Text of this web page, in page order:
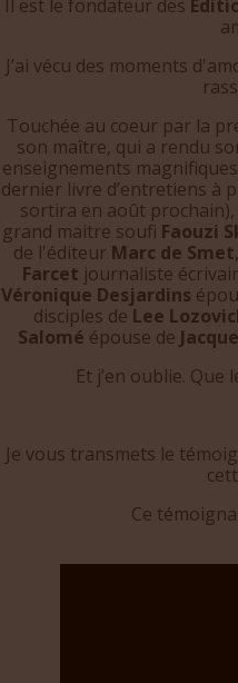
Il est le fondateur des
J’ai vécu des moments
Touchée au coeur par la
son maître, qui a rendu
enseignements
dernier livre d’entretiens à
sortira en août
grand maitre soufi Faouzi
de l'éditeur Marc de Smet
Farcet journaliste
Véronique Desjardins
disciples de Lee
Salomé épouse de
Et j’en oublie. Que
Je vous transmets le
Ce